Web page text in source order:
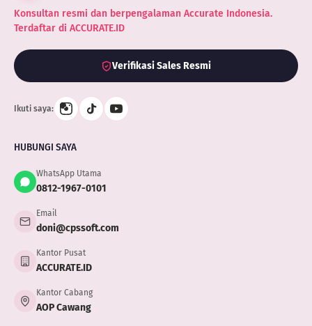
Konsultan resmi dan berpengalaman Accurate Indonesia.
Terdaftar di ACCURATE.ID
Verifikasi Sales Resmi
Ikuti saya:
HUBUNGI SAYA
WhatsApp Utama
0812-1967-0101
Email
doni@cpssoft.com
Kantor Pusat
ACCURATE.ID
Kantor Cabang
AOP Cawang